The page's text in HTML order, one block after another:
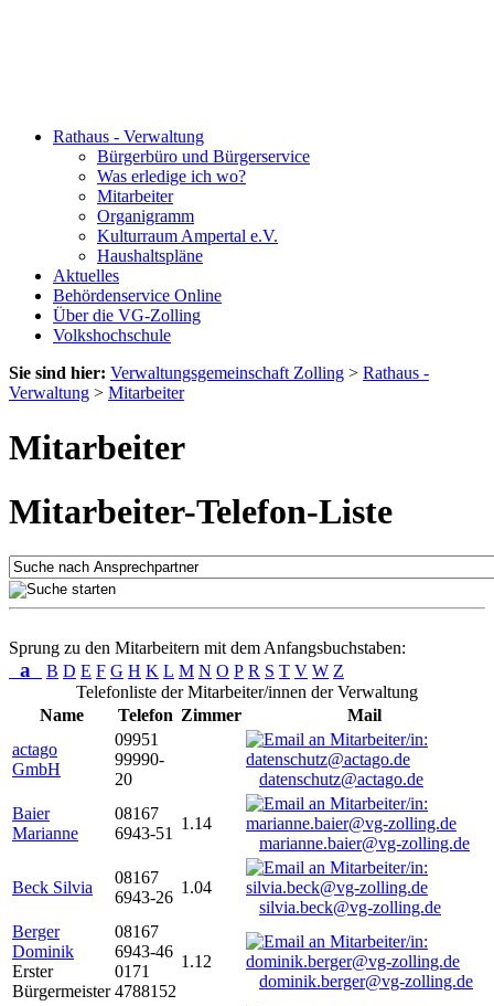
Rathaus - Verwaltung
Bürgerbüro und Bürgerservice
Was erledige ich wo?
Mitarbeiter
Organigramm
Kulturraum Ampertal e.V.
Haushaltspläne
Aktuelles
Behördenservice Online
Über die VG-Zolling
Volkshochschule
Sie sind hier: Verwaltungsgemeinschaft Zolling > Rathaus -
Verwaltung > Mitarbeiter
Mitarbeiter
Mitarbeiter-Telefon-Liste
Sprung zu den Mitarbeitern mit dem Anfangsbuchstaben:
a B D E F G H K L M N O P R S T V W Z
Telefonliste der Mitarbeiter/innen der Verwaltung
Name
Telefon Zimmer
Mail
actago
GmbH
09951
99990-
20
datenschutz@actago.de
Baier
Marianne
08167
6943-51
1.14
marianne.baier@vg-zolling.de
Beck Silvia
08167
6943-26
1.04
silvia.beck@vg-zolling.de
Berger
Dominik
Erster
Bürgermeister
08167
6943-46
0171
4788152
1.12
dominik.berger@vg-zolling.de